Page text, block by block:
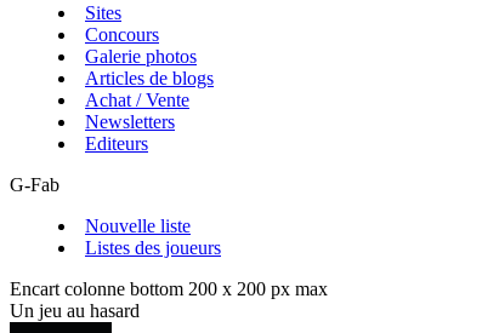
Sites
Concours
Galerie photos
Articles de blogs
Achat / Vente
Newsletters
Editeurs
G-Fab
Nouvelle liste
Listes des joueurs
Encart colonne bottom 200 x 200 px max
Un jeu au hasard